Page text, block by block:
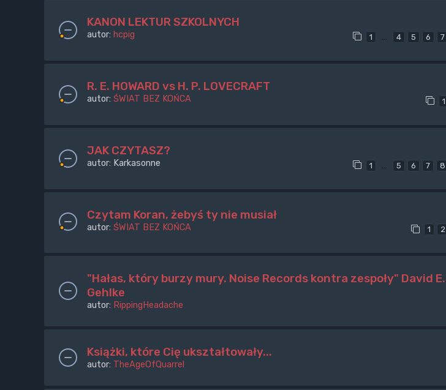
KANON LEKTUR SZKOLNYCH
autor: hcpig 1 … 4 5 6 7
R. E. HOWARD vs H. P. LOVECRAFT
autor: ŚWIAT BEZ KOŃCA 1
JAK CZYTASZ?
autor: Karkasonne 1 … 5 6 7 8
Czytam Koran, żebyś ty nie musiał
autor: ŚWIAT BEZ KOŃCA 1 2
"Hałas, który burzy mury. Noise Records kontra zespoły" David E.
Gehlke
autor: RippingHeadache
Książki, które Cię ukształtowały...
autor: TheAgeOfQuarrel